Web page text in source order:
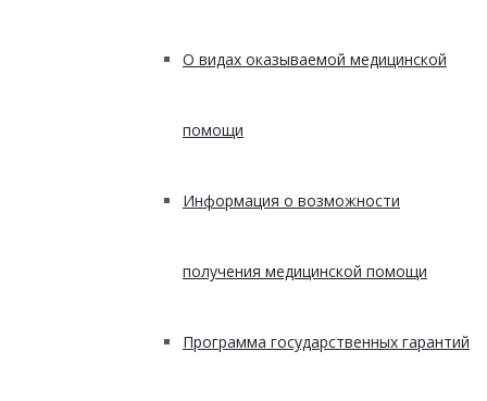
О видах оказываемой медицинской
помощи
Информация о возможности
получения медицинской помощи
Программа государственных гарантий